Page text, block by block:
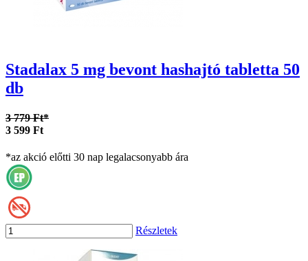
Stadalax 5 mg bevont hashajtó tabletta 50
db
3 779 Ft*
3 599 Ft
*az akció előtti 30 nap legalacsonyabb ára
Részletek